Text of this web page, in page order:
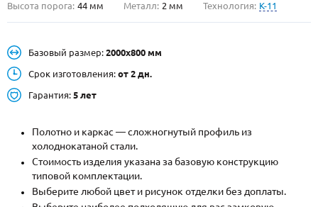
Металлические двери от производителя с доставкой и установкой в
Москве и МО
НАЙТИ:
+7 (495) 411-44-41
INFO@META-M.RU
ЗАПРОСИТЬ РАСЧЕТ
Высота порога: 44 мм Металл: 2 мм Технология: K-11
Базовый размер: 2000х800 мм
Срок изготовления: от 2 дн.
Гарантия: 5 лет
Полотно и каркас — сложногнутый профиль из
холоднокатаной стали.
Стоимость изделия указана за базовую конструкцию
типовой комплектации.
Выберите любой цвет и рисунок отделки без доплаты.